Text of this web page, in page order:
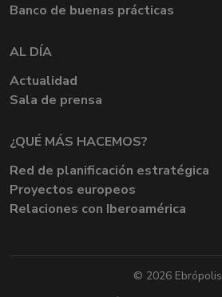
Banco de buenas prácticas
AL DÍA
Actualidad
Sala de prensa
¿QUÉ MÁS HACEMOS?
Red de planificación estratégica
Proyectos europeos
Relaciones con Iberoamérica
© 2026 Ebrópolis